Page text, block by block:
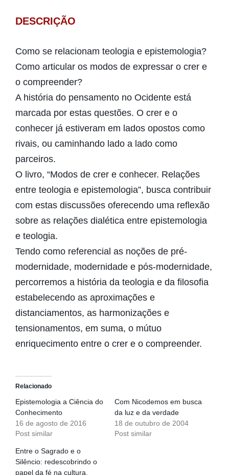
DESCRIÇÃO
Como se relacionam teologia e epistemologia?
Como articular os modos de expressar o crer e
o compreender?
A história do pensamento no Ocidente está
marcada por estas questões. O crer e o
conhecer já estiveram em lados opostos como
rivais, ou caminhando lado a lado como
parceiros.
O livro, “Modos de crer e conhecer. Relações
entre teologia e epistemologia”, busca contribuir
com estas discussões oferecendo uma reflexão
sobre as relações dialética entre epistemologia
e teologia.
Tendo como referencial as noções de pré-
modernidade, modernidade e pós-modernidade,
percorremos a história da teologia e da filosofia
estabelecendo as aproximações e
distanciamentos, as harmonizações e
tensionamentos, em suma, o mútuo
enriquecimento entre o crer e o compreender.
Relacionado
Epistemologia a Ciência do
Conhecimento
16 de agosto de 2016
Post similar
Com Nicodemos em busca
da luz e da verdade
18 de outubro de 2004
Post similar
Entre o Sagrado e o
Silêncio: redescobrindo o
papel da fé na cultura,